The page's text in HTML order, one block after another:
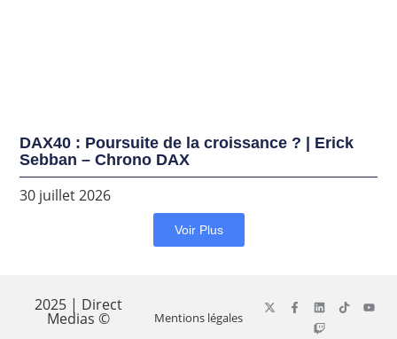
DAX40 : Poursuite de la croissance ? | Erick
Sebban – Chrono DAX
30 juillet 2026
Voir Plus
2025 | Direct
Medias © Mentions légales